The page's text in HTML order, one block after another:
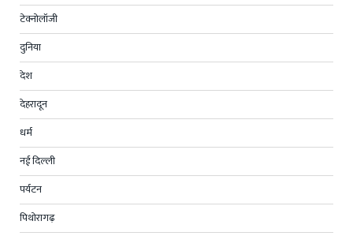
टेक्नोलॉजी
दुनिया
देश
देहरादून
धर्म
नई दिल्ली
पर्यटन
पिथोरागढ़